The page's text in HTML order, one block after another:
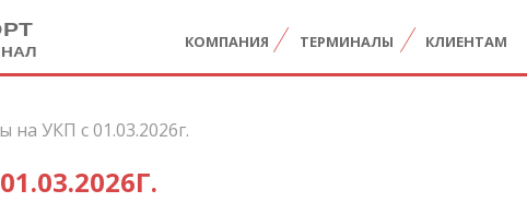
КОМПАНИЯ ТЕРМИНАЛЫ КЛИЕНТАМ
на УКП с 01.03.2026г.